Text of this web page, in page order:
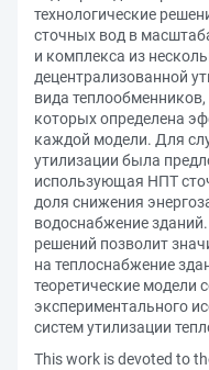
технологические
сточных вод в
и комплекса из
децентрализованной
вида
которых определена
каждой модели. Для
утилизации была
использующая НПТ
доля снижения
водоснабжение
решений позволит
на теплоснабжение
теоретические модели
экспериментального
систем утилизации
This work is devoted to